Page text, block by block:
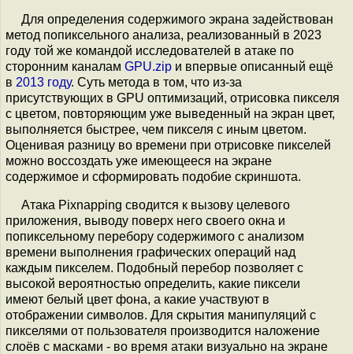
Для определения содержимого экрана задействован
метод попиксельного анализа, реализованный в 2023
году той же командой исследователей в атаке по
сторонним каналам GPU.zip и впервые описанный ещё
в 2013 году. Суть метода в том, что из-за
присутствующих в GPU оптимизаций, отрисовка пикселя
с цветом, повторяющим уже выведенный на экран цвет,
выполняется быстрее, чем пикселя с иным цветом.
Оценивая разницу во времени при отрисовке пикселей
можно воссоздать уже имеющееся на экране
содержимое и сформировать подобие скриншота.
Атака Pixnapping сводится к вызову целевого
приложения, выводу поверх него своего окна и
попиксельному перебору содержимого с анализом
времени выполнения графических операций над
каждым пикселем. Подобный перебор позволяет с
высокой вероятностью определить, какие пиксели
имеют белый цвет фона, а какие участвуют в
отображении символов. Для скрытия манипуляций с
пикселями от пользователя производится наложение
слоёв с масками - во время атаки визуально на экране